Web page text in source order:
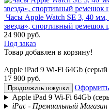
Часы Apple Watch SE 3, 40
звезда», спортивный ремешок
24 900 руб.
Под заказ
Товар добавлен в корзину!
Apple iPad 9 Wi-Fi 64Gb (серый
17 900 руб.
Продолжить покупки
Оформить
Apple iPad 9 Wi-Fi 64Gb
iPac - Премиальный Магазин